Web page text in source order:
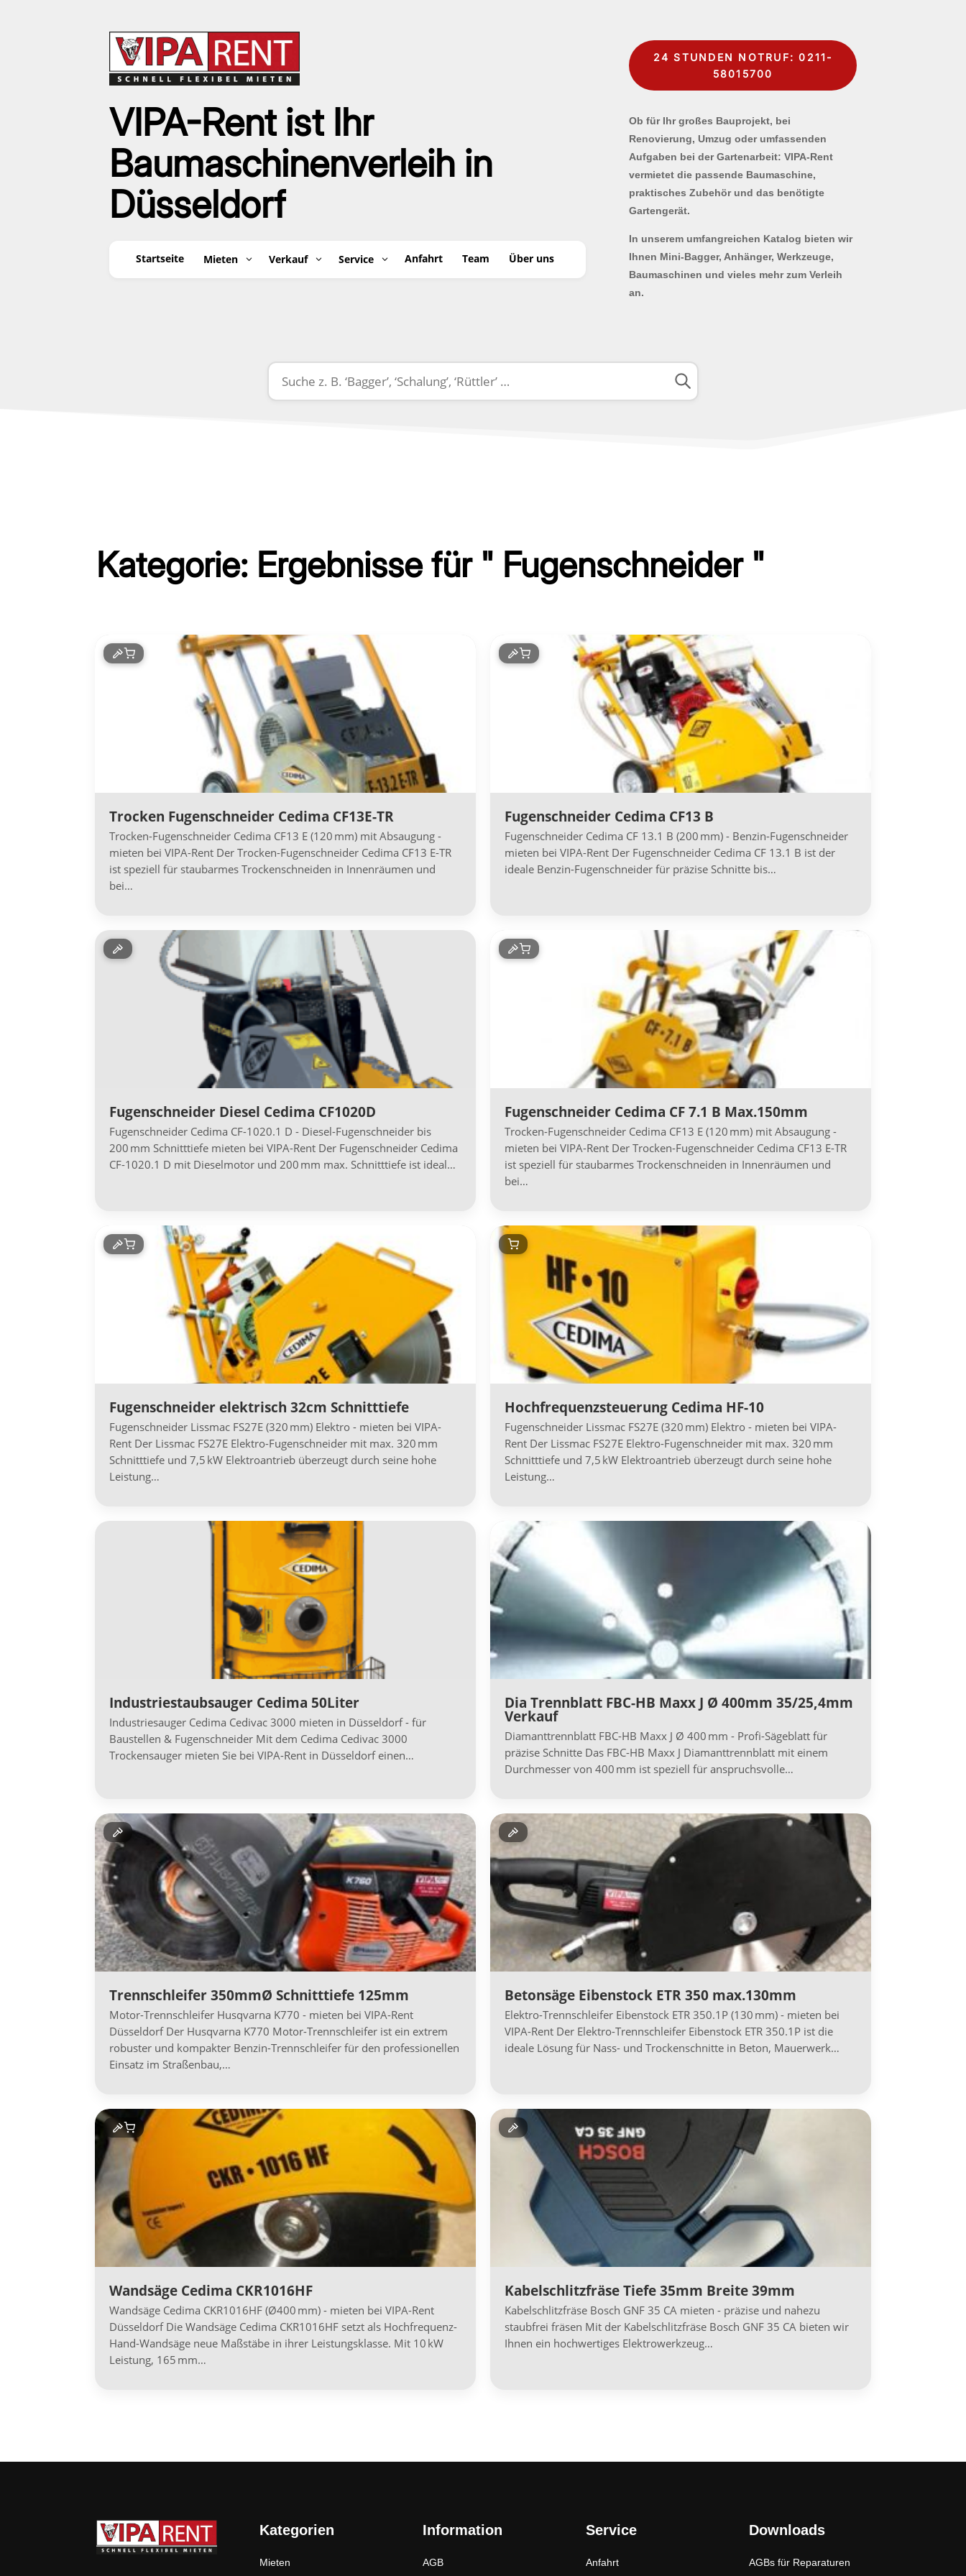
VIPA-Rent ist Ihr
Baumaschinenverleih in
Düsseldorf
Startseite Mieten Verkauf Service Anfahrt Team Über uns
24 STUNDEN NOTRUF: 0211-
58015700
Ob für Ihr großes Bauprojekt, bei
Renovierung, Umzug oder umfassenden
Aufgaben bei der Gartenarbeit: VIPA-Rent
vermietet die passende Baumaschine,
praktisches Zubehör und das benötigte
Gartengerät.
In unserem umfangreichen Katalog bieten wir
Ihnen Mini-Bagger, Anhänger, Werkzeuge,
Baumaschinen und vieles mehr zum Verleih
an.
Kategorie: Ergebnisse für " Fugenschneider "
Trocken Fugenschneider Cedima CF13E-TR
Trocken-Fugenschneider Cedima CF13 E (120 mm) mit Absaugung -
mieten bei VIPA-Rent Der Trocken-Fugenschneider Cedima CF13 E-TR
ist speziell für staubarmes Trockenschneiden in Innenräumen und
bei…
Fugenschneider Cedima CF13 B
Fugenschneider Cedima CF 13.1 B (200 mm) - Benzin-Fugenschneider
mieten bei VIPA-Rent Der Fugenschneider Cedima CF 13.1 B ist der
ideale Benzin-Fugenschneider für präzise Schnitte bis…
Fugenschneider Diesel Cedima CF1020D
Fugenschneider Cedima CF-1020.1 D - Diesel-Fugenschneider bis
200 mm Schnitttiefe mieten bei VIPA-Rent Der Fugenschneider Cedima
CF-1020.1 D mit Dieselmotor und 200 mm max. Schnitttiefe ist ideal…
Fugenschneider Cedima CF 7.1 B Max.150mm
Trocken-Fugenschneider Cedima CF13 E (120 mm) mit Absaugung -
mieten bei VIPA-Rent Der Trocken-Fugenschneider Cedima CF13 E-TR
ist speziell für staubarmes Trockenschneiden in Innenräumen und
bei…
Fugenschneider elektrisch 32cm Schnitttiefe
Fugenschneider Lissmac FS27E (320 mm) Elektro - mieten bei VIPA-
Rent Der Lissmac FS27E Elektro-Fugenschneider mit max. 320 mm
Schnitttiefe und 7,5 kW Elektroantrieb überzeugt durch seine hohe
Leistung…
Hochfrequenzsteuerung Cedima HF-10
Fugenschneider Lissmac FS27E (320 mm) Elektro - mieten bei VIPA-
Rent Der Lissmac FS27E Elektro-Fugenschneider mit max. 320 mm
Schnitttiefe und 7,5 kW Elektroantrieb überzeugt durch seine hohe
Leistung…
Industriestaubsauger Cedima 50Liter
Industriesauger Cedima Cedivac 3000 mieten in Düsseldorf - für
Baustellen & Fugenschneider Mit dem Cedima Cedivac 3000
Trockensauger mieten Sie bei VIPA-Rent in Düsseldorf einen…
Dia Trennblatt FBC-HB Maxx J Ø 400mm 35/25,4mm
Verkauf
Diamanttrennblatt FBC-HB Maxx J Ø 400 mm - Profi-Sägeblatt für
präzise Schnitte Das FBC-HB Maxx J Diamanttrennblatt mit einem
Durchmesser von 400 mm ist speziell für anspruchsvolle…
Trennschleifer 350mmØ Schnitttiefe 125mm
Motor-Trennschleifer Husqvarna K770 - mieten bei VIPA-Rent
Düsseldorf Der Husqvarna K770 Motor-Trennschleifer ist ein extrem
robuster und kompakter Benzin-Trennschleifer für den professionellen
Einsatz im Straßenbau,…
Betonsäge Eibenstock ETR 350 max.130mm
Elektro-Trennschleifer Eibenstock ETR 350.1P (130 mm) - mieten bei
VIPA-Rent Der Elektro-Trennschleifer Eibenstock ETR 350.1P ist die
ideale Lösung für Nass- und Trockenschnitte in Beton, Mauerwerk…
Wandsäge Cedima CKR1016HF
Wandsäge Cedima CKR1016HF (Ø400 mm) - mieten bei VIPA-Rent
Düsseldorf Die Wandsäge Cedima CKR1016HF setzt als Hochfrequenz-
Hand-Wandsäge neue Maßstäbe in ihrer Leistungsklasse. Mit 10 kW
Leistung, 165 mm…
Kabelschlitzfräse Tiefe 35mm Breite 39mm
Kabelschlitzfräse Bosch GNF 35 CA mieten - präzise und nahezu
staubfrei fräsen Mit der Kabelschlitzfräse Bosch GNF 35 CA bieten wir
Ihnen ein hochwertiges Elektrowerkzeug…
Kategorien
Mieten
Information
AGB
Service
Anfahrt
Downloads
AGBs für Reparaturen